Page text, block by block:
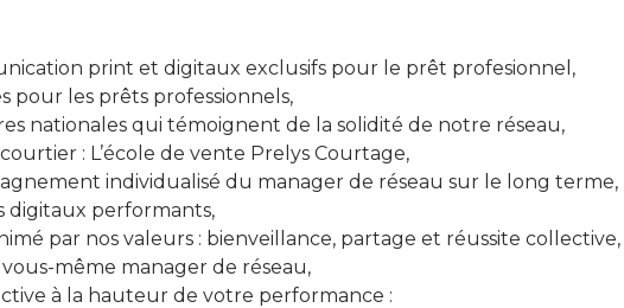
print et digitaux exclusifs pour le prêt profesionnel,
pour les prêts professionnels,
nationales qui témoignent de la solidité de notre réseau,
: L’école de vente Prelys Courtage,
individualisé du manager de réseau sur le long terme,
digitaux performants,
par nos valeurs : bienveillance, partage et réussite collective,
même manager de réseau,
à la hauteur de votre performance :